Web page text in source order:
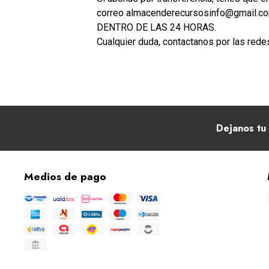
correo
DENTRO DE LAS 24 HORAS.
Cualquier duda, contactanos por las
Dejanos
Medios de pago